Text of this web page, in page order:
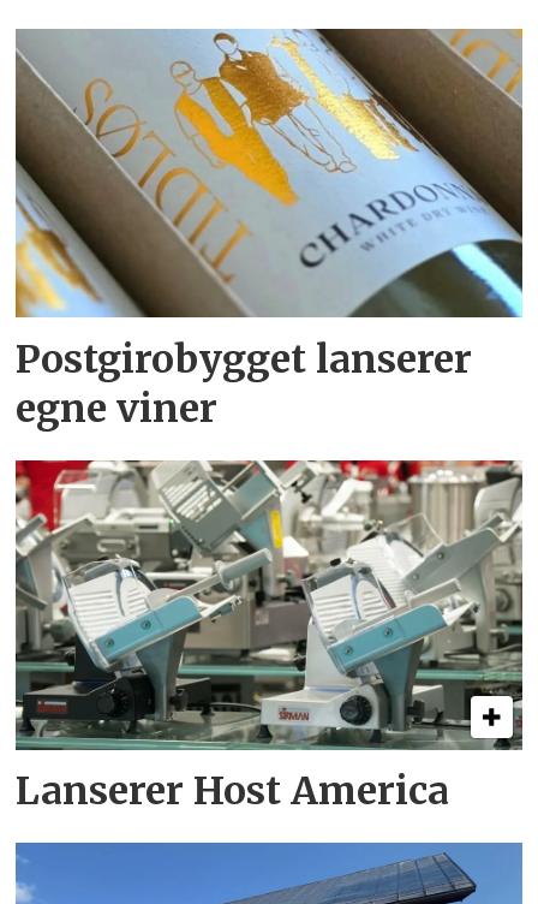
Postgirobygget lanserer
egne viner
Lanserer Host America